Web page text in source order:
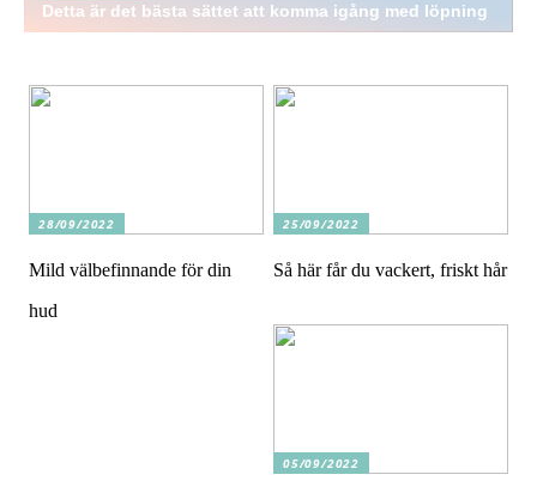
Detta är det bästa sättet att komma igång med löpning
28/09/2022
Mild välbefinnande för din
hud
25/09/2022
Så här får du vackert, friskt hår
05/09/2022